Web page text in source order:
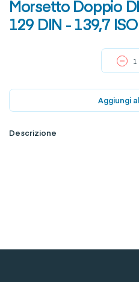
Morsetto Doppio
129 DIN - 139,7 ISO
Aggiungi
Descrizione